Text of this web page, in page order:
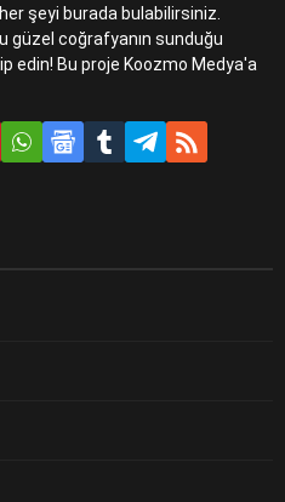
şeyi burada bulabilirsiniz.
güzel coğrafyanın sunduğu
edin! Bu proje Koozmo Medya'a